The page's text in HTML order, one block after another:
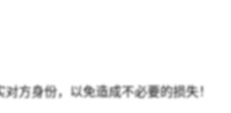
方身份，以免造成不必要的损失！